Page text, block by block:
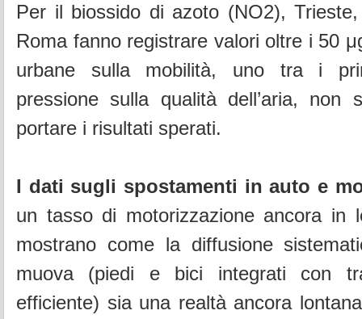
Per il biossido di azoto (NO2),
Roma fanno registrare valori oltre i 50
urbane sulla mobilità, uno tra i
pressione sulla qualità dell’aria, non
portare i risultati sperati.
I dati sugli spostamenti in auto e
un tasso di motorizzazione ancora in
mostrano come la diffusione
muova (piedi e bici integrati con
efficiente) sia una realtà ancora